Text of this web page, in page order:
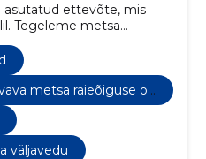
asutatud ettevõte, mis
metsa
ning metsamaterjali
metsa raieõiguse os
väljavedu